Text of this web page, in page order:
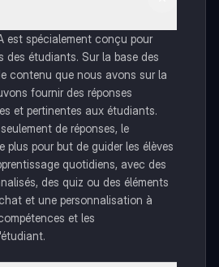
est spécialement conçu pour
des étudiants. Sur la base des
contenu que nous avons sur la
fournir des réponses
et pertinentes aux étudiants.
de réponses, le
plus pour but de guider les élèves
quotidiens, avec des
des quiz ou des éléments
et une personnalisation à
et les